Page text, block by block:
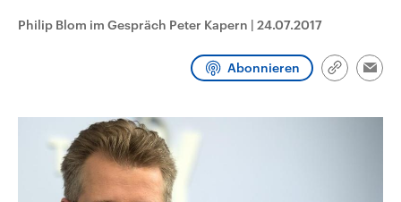
und Hintergründe zu den Parteien
und Kandidaten der anstehenden
Sendungen Programm Podcasts
Philip Blom im Gespräch Peter Kapern | 24.07.2017
Abonnieren
Link